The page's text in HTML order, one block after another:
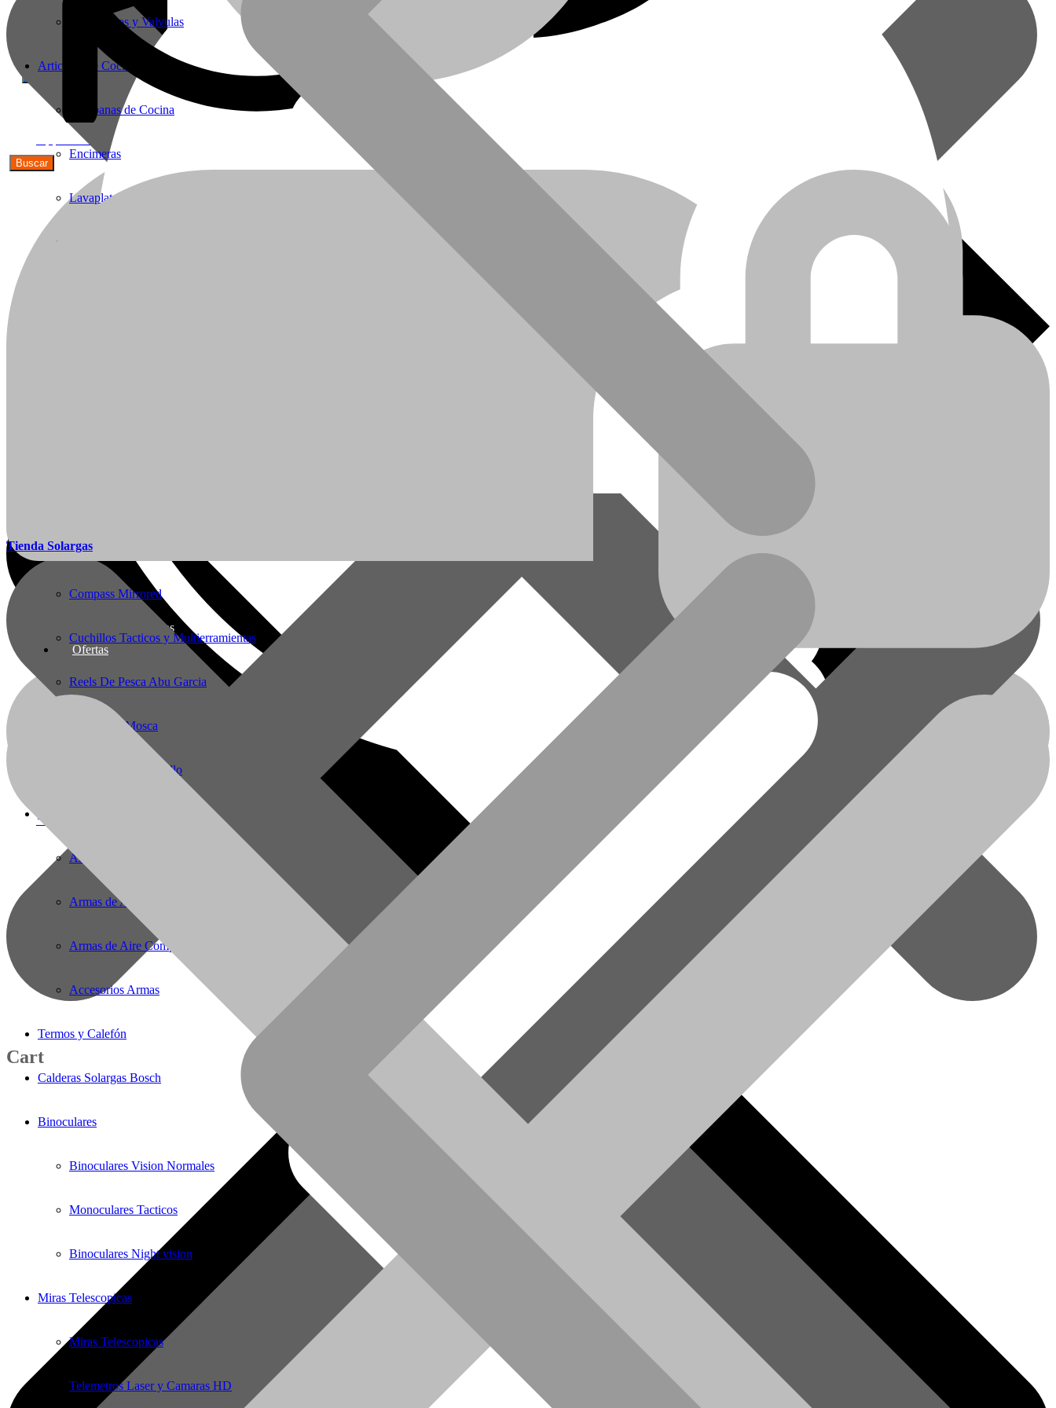
Nueva línea Solargas
56(9)91590692
56(61)2221727
E-Mail:
Cart
Mi Cuenta
Termostatos y Valvulas
Articulos de Cocina
Campanas de Cocina
Encimeras
Lavaplatos y Accesorios
Ropa de Cacería y Militar
Compass Mirrored
Cuchillos Tacticos y Multierramientas
Reels De Pesca Abu Garcia
Pesca Con Mosca
Monturas para Caballo
Armas de Aire Comprimido
Armas de Aire Comprimido PCP
Armas de Aire Competicion
Accesorios Armas
Termos y Calefón
Calderas Solargas Bosch
Binoculares
Binoculares Vision Normales
Monoculares Tacticos
Binoculares Night vision
Miras Telescopicas
Miras Telescopicas
Telemetros Laser y Camaras HD
Ofertas
Tienda Solargas